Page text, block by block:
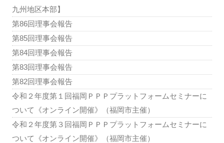
九州地区本部】
第86回理事会報告
第85回理事会報告
第84回理事会報告
第83回理事会報告
第82回理事会報告
令和２年度第１回福岡ＰＰＰプラットフォームセミナーに
ついて《オンライン開催》（福岡市主催）
令和２年度第３回福岡ＰＰＰプラットフォームセミナーに
ついて《オンライン開催》（福岡市主催）